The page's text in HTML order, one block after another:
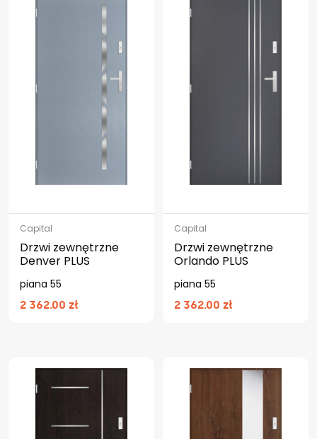
Capital
Drzwi zewnętrzne
Denver PLUS
piana 55
2 362.00 zł
Capital
Drzwi zewnętrzne
Orlando PLUS
piana 55
2 362.00 zł